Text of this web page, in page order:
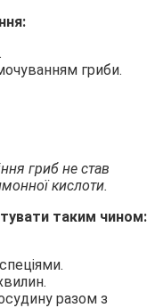
гриби.
гриб не став
кислоти.
таким чином:
разом з